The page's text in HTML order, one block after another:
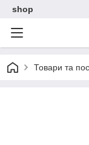
shop
Товари та